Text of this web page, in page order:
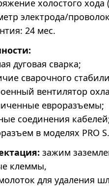
холостого хода
электрода/
24 мес.
дуговая сварка;
сварочного
вентилятор
евроразъемы;
соединения
в моделях PRO S.
зажим
клеммы,
для удаления